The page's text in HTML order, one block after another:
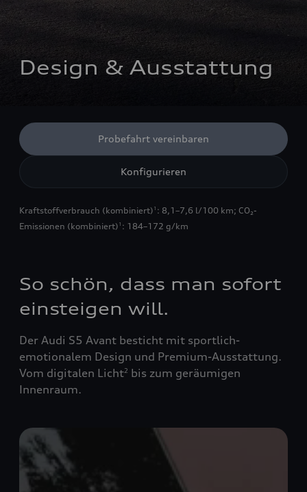
Design & Ausstattung
Probefahrt vereinbaren
Konfigurieren
Kraftstoffverbrauch (kombiniert) 1 : 8,1–7,6 l/100 km; CO₂-
Emissionen (kombiniert) 1 : 184–172 g/km
So schön, dass man sofort
einsteigen will.
Der Audi S5 Avant besticht mit sportlich-
emotionalem Design und Premium-Ausstattung.
Vom digitalen Licht2 bis zum geräumigen
Innenraum.